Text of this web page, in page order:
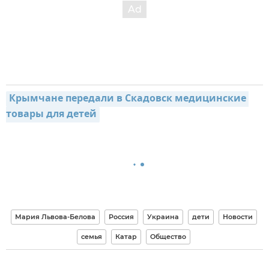
Крымчане передали в Скадовск медицинские
товары для детей
Мария Львова-Белова Россия Украина дети Новости
семья Катар Общество